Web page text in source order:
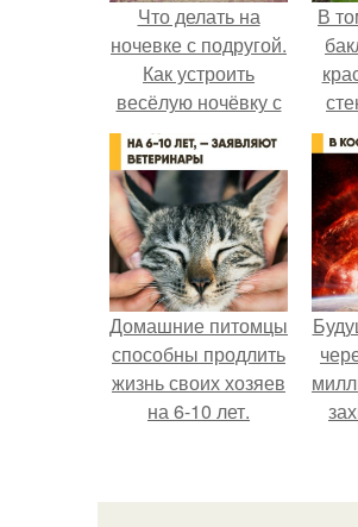
Что делать на
ночевке с подругой.
Как устроить
весёлую ночёвку с
подружками
В
Домашние питомцы
способны продлить
жизнь своих хозяев
на 6-10 лет.